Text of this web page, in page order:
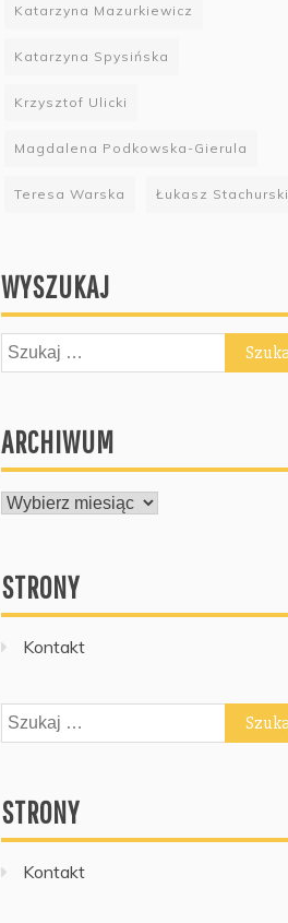
Katarzyna Mazurkiewicz
Katarzyna Spysińska
Krzysztof Ulicki
Magdalena Podkowska-Gierula
Teresa Warska Łukasz Stachurski
WYSZUKAJ
Szukaj:
ARCHIWUM
ARCHIWUM
STRONY
Kontakt
Szukaj:
STRONY
Kontakt